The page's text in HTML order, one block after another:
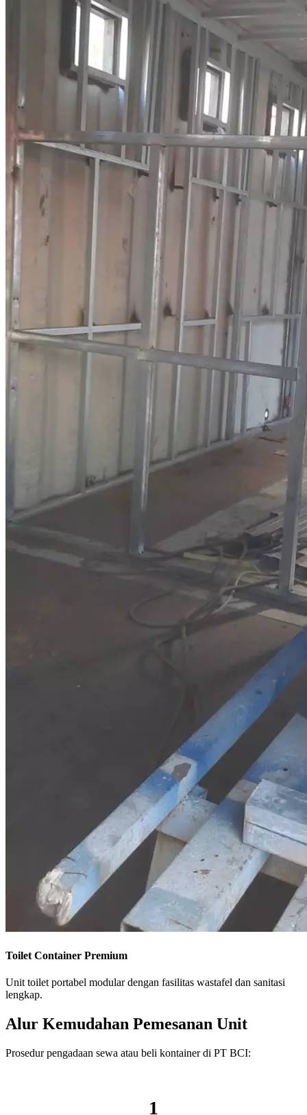
Toilet Container Premium
Unit toilet portabel modular dengan fasilitas wastafel dan sanitasi
lengkap.
Alur Kemudahan Pemesanan Unit
Prosedur pengadaan sewa atau beli kontainer di PT BCI:
1